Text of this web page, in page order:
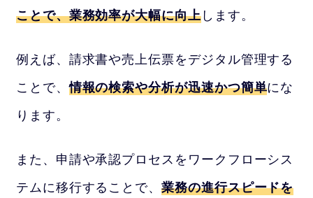
ことで、業務効率が大幅に向上します。
例えば、請求書や売上伝票をデジタル管理する
ことで、情報の検索や分析が迅速かつ簡単にな
ります。
また、申請や承認プロセスをワークフローシス
テムに移行することで、業務の進行スピードを